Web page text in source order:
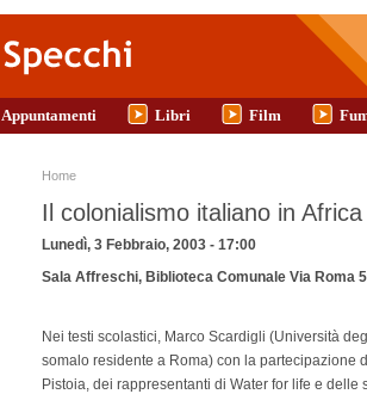
Appuntamenti Libri Film
Tu sei qui
Home
Il colonialismo italiano in Africa
Lunedì, 3 Febbraio, 2003 - 17:00
Sala Affreschi, Biblioteca Comunale Via Roma
Nei testi scolastici, Marco Scardigli (Università
somalo residente a Roma) con la partecipazione
Pistoia, dei rappresentanti di Water for life e